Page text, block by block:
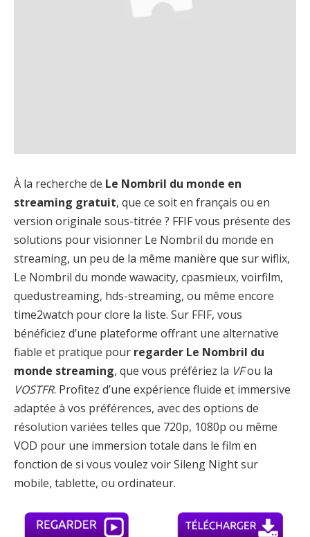
À la recherche de Le Nombril du monde en
streaming gratuit, que ce soit en français ou en
version originale sous-titrée ? FFIF vous présente des
solutions pour visionner Le Nombril du monde en
streaming, un peu de la même manière que sur wiflix,
Le Nombril du monde wawacity, cpasmieux, voirfilm,
quedustreaming, hds-streaming, ou même encore
time2watch pour clore la liste. Sur FFIF, vous
bénéficiez d’une plateforme offrant une alternative
fiable et pratique pour regarder Le Nombril du
monde streaming, que vous préfériez la VFou la
VOSTFR. Profitez d’une expérience fluide et immersive
adaptée à vos préférences, avec des options de
résolution variées telles que 720p, 1080p ou même
VOD pour une immersion totale dans le film en
fonction de si vous voulez voir Sileng Night sur
mobile, tablette, ou ordinateur.